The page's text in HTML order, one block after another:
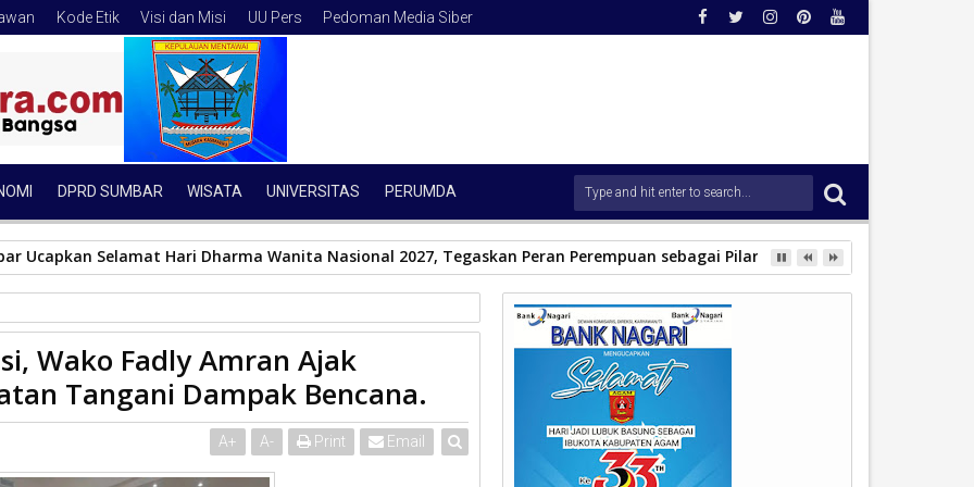
Kode Etik Visi dan Misi UU Pers Pedoman Media Siber
DPRD SUMBAR WISATA UNIVERSITAS PERUMDA
Ucapkan Selamat Hari Dharma Wanita Nasional 2027, Tegaskan Peran Perempuan sebagai Pilar Bangsa
Satukan Kekuatan Tangani Dampak Bencana.
Wako Fadly Amran Ajak
Tangani Dampak Bencana.
A+ A- Print Email